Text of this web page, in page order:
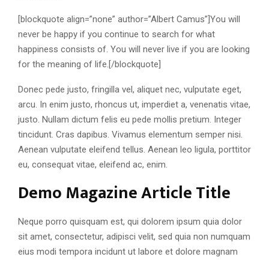
[blockquote align=”none” author=”Albert Camus”]You will
never be happy if you continue to search for what
happiness consists of. You will never live if you are looking
for the meaning of life.[/blockquote]
Donec pede justo, fringilla vel, aliquet nec, vulputate eget,
arcu. In enim justo, rhoncus ut, imperdiet a, venenatis vitae,
justo. Nullam dictum felis eu pede mollis pretium. Integer
tincidunt. Cras dapibus. Vivamus elementum semper nisi.
Aenean vulputate eleifend tellus. Aenean leo ligula, porttitor
eu, consequat vitae, eleifend ac, enim.
Demo Magazine Article Title
Neque porro quisquam est, qui dolorem ipsum quia dolor
sit amet, consectetur, adipisci velit, sed quia non numquam
eius modi tempora incidunt ut labore et dolore magnam